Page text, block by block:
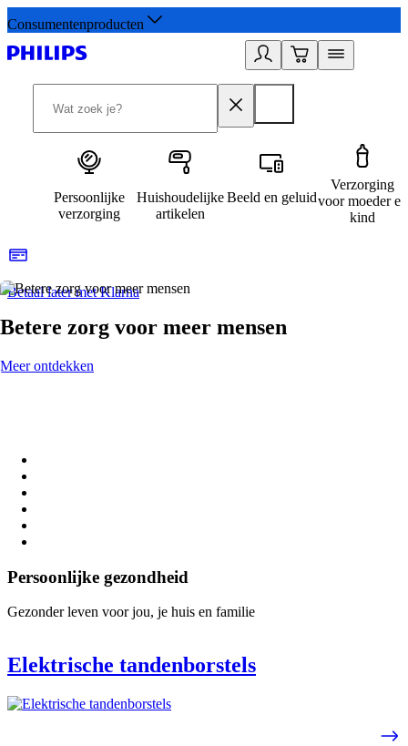
Consumentenproducten
Persoonlijke
verzorging
Huishoudelijke
artikelen
Beeld en geluid
Verzorging
voor moeder en
kind
Betaal later met Klarna
Betere zorg voor meer mensen
Meer ontdekken
Persoonlijke gezondheid
Gezonder leven voor jou, je huis en familie
Elektrische tandenborstels